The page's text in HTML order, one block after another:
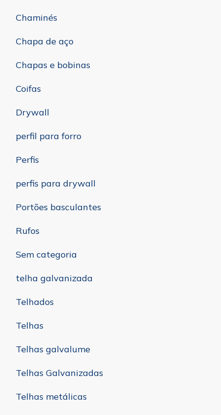
Chaminés
Chapa de aço
Chapas e bobinas
Coifas
Drywall
perfil para forro
Perfis
perfis para drywall
Portões basculantes
Rufos
Sem categoria
telha galvanizada
Telhados
Telhas
Telhas galvalume
Telhas Galvanizadas
Telhas metálicas